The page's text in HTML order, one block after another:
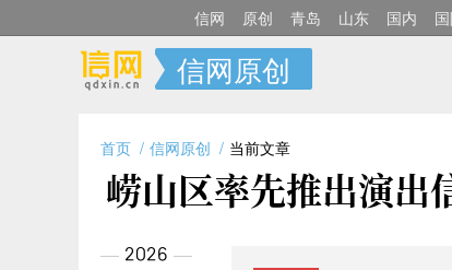
信网 原创 青岛 山东 国内
信网原创
首页 信网原创 当前文章
崂山区率先推出演出
2026